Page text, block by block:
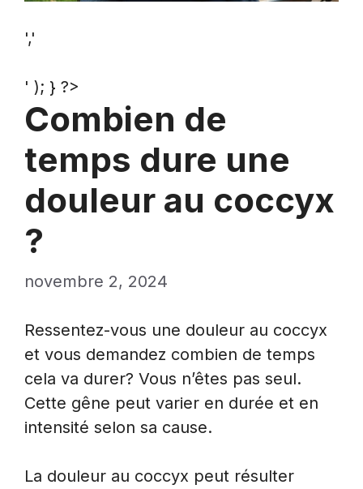
','
' ); } ?>
Combien de
temps dure une
douleur au coccyx
?
novembre 2, 2024
Ressentez-vous une douleur au coccyx
et vous demandez combien de temps
cela va durer? Vous n’êtes pas seul.
Cette gêne peut varier en durée et en
intensité selon sa cause.
La douleur au coccyx peut résulter